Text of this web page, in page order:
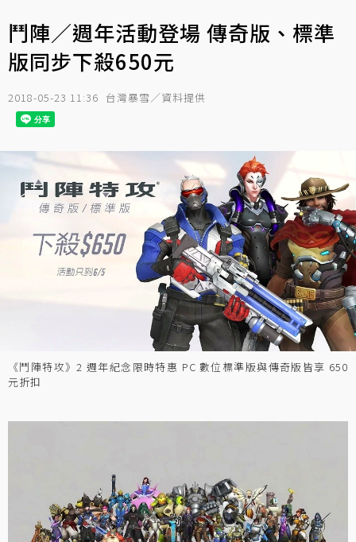
鬥陣／週年活動登場 傳奇版、標準
版同步下殺650元
2018-05-23 11:36 台灣暴雪／資料提供
《鬥陣特攻》2 週年紀念限時特惠 PC 數位標準版與傳奇版皆享 650
元折扣